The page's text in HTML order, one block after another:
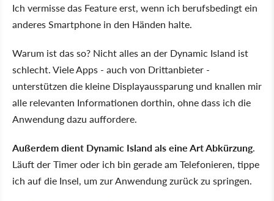
Ich vermisse das Feature erst, wenn ich berufsbedingt ein
anderes Smartphone in den Händen halte.
Warum ist das so? Nicht alles an der Dynamic Island ist
schlecht. Viele Apps - auch von Drittanbieter -
unterstützen die kleine Displayaussparung und knallen mir
alle relevanten Informationen dorthin, ohne dass ich die
Anwendung dazu auffordere.
Außerdem dient Dynamic Island als eine Art Abkürzung.
Läuft der Timer oder ich bin gerade am Telefonieren, tippe
ich auf die Insel, um zur Anwendung zurück zu springen.